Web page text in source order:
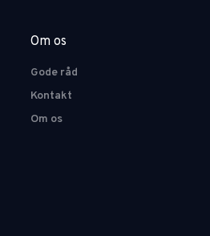
Om os
Gode råd
Kontakt
Om os